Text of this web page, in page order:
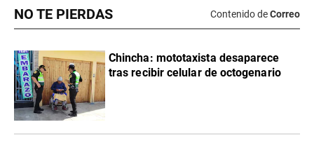
NO TE PIERDAS Contenido deCorreo
Chincha: mototaxista desaparece
tras recibir celular de octogenario